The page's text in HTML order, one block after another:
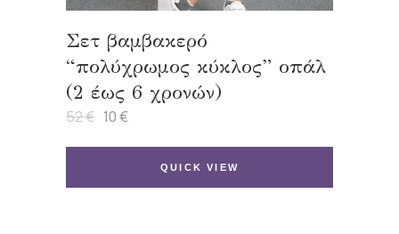
Σετ βαμβακερό
“πολύχρωμος κύκλος” οπάλ
(2 έως 6 χρονών)
52€ Original
was:
10€
τιμή
QUICK VIEW